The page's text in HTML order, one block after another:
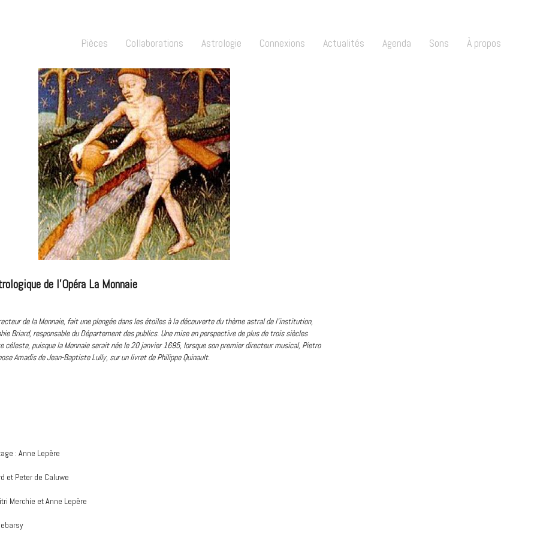
Pièces Collaborations Astrologie Connexions Actualités Agenda Sons À propos
de l'Opéra La Monnaie
de la Monnaie, fait une plongée dans les étoiles à la découverte du thème astral de l’institution,
Briard, responsable du Département des publics. Une mise en perspective de plus de trois siècles
céleste, puisque la Monnaie serait née le 20 janvier 1695, lorsque son premier directeur musical, Pietro
Amadis de Jean-Baptiste Lully, sur un livret de Philippe Quinault.
: Anne Lepère
et Peter de Caluwe
Merchie et Anne Lepère